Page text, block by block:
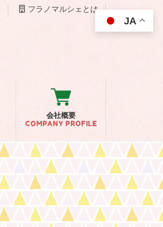
フラノマルシェとは
会社概要
COMPANY PROFILE
JA